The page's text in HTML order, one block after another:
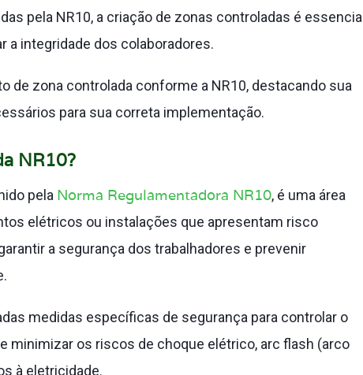
pela NR10, a criação de zonas controladas é essencial
a integridade dos colaboradores.
de zona controlada conforme a NR10, destacando sua
para sua correta implementação.
NR10?
pela Norma Regulamentadora NR10, é uma área
elétricos ou instalações que apresentam risco
a segurança dos trabalhadores e prevenir
medidas específicas de segurança para controlar o
minimizar os riscos de choque elétrico, arc flash (arco
à eletricidade.